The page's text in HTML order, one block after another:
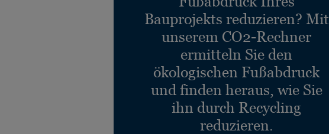
Bauprojekts reduzieren? Mit
unserem CO2-Rechner
ermitteln Sie den
ökologischen Fußabdruck
und finden heraus, wie Sie
ihn durch Recycling
reduzieren.